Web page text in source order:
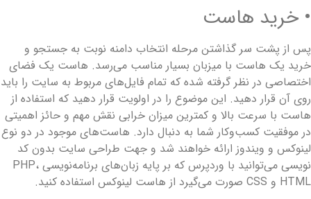
• خرید هاست
پس از پشت سر گذاشتن مرحله انتخاب دامنه نوبت به جستجو و
خرید یک هاست با میزبان بسیار مناسب می‌رسد. هاست یک فضای
اختصاصی در نظر گرفته شده که تمام فایل‌های مربوط به سایت را باید
روی آن قرار دهید. این موضوع را در اولویت قرار دهید که استفاده از
هاست با سرعت بالا و کمترین میزان خرابی نقش مهم و حائز اهمیتی
در موفقیت کسب‌وکار شما به دنبال دارد. هاست‌های موجود در دو نوع
لینوکس و ویندوز ارائه خواهند شد و جهت طراحی سایت بدون کد
نویسی می‌توانید با وردپرس که بر پایه زبان‌های برنامه‌نویسی PHP،
HTML و CSS صورت می‌گیرد از هاست لینوکس استفاده کنید.